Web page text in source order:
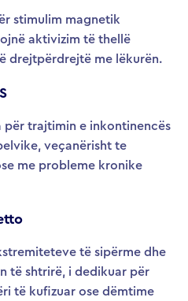
stimulim magnetik
aktivizim të thellë
drejtpërdrejtë me lëkurën.
për trajtimin e inkontinencës
veçanërisht te
me probleme kronike
të sipërme dhe
të shtrirë, i dedikuar për
të kufizuar ose dëmtime